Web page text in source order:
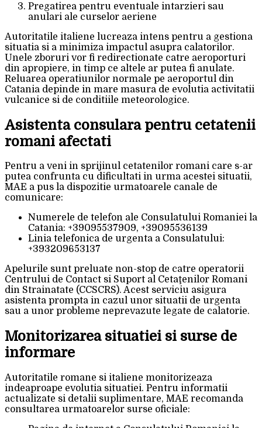
Pregatirea pentru eventuale intarzieri sau
anulari ale curselor aeriene
Autoritatile italiene lucreaza intens pentru a gestiona
situatia si a minimiza impactul asupra calatorilor.
Unele zboruri vor fi redirectionate catre aeroporturi
din apropiere, in timp ce altele ar putea fi anulate.
Reluarea operatiunilor normale pe aeroportul din
Catania depinde in mare masura de evolutia activitatii
vulcanice si de conditiile meteorologice.
Asistenta consulara pentru cetatenii
romani afectati
Pentru a veni in sprijinul cetatenilor romani care s-ar
putea confrunta cu dificultati in urma acestei situatii,
MAE a pus la dispozitie urmatoarele canale de
comunicare:
Numerele de telefon ale Consulatului Romaniei la
Catania: +39095537909, +39095536139
Linia telefonica de urgenta a Consulatului:
+393209653137
Apelurile sunt preluate non-stop de catre operatorii
Centrului de Contact si Suport al Cetaţenilor Romani
din Strainatate (CCSCRS). Acest serviciu asigura
asistenta prompta in cazul unor situatii de urgenta
sau a unor probleme neprevazute legate de calatorie.
Monitorizarea situatiei si surse de
informare
Autoritatile romane si italiene monitorizeaza
indeaproape evolutia situatiei. Pentru informatii
actualizate si detalii suplimentare, MAE recomanda
consultarea urmatoarelor surse oficiale: